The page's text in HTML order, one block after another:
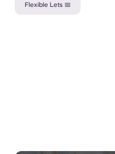
Flexible Lets 📅